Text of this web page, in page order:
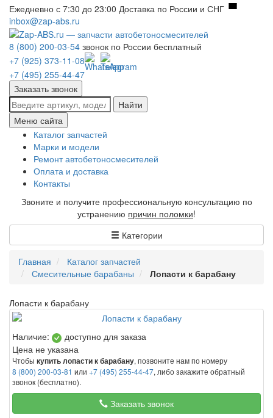
Ежедневно с 7:30 до 23:00 Доставка по России и СНГ
inbox@zap-abs.ru
8 (800) 200-03-54 звонок по России бесплатный
+7 (925) 373-11-08
+7 (495) 255-44-47
Заказать звонок
Найти
Меню сайта
Каталог запчастей
Марки и модели
Ремонт автобетоносмесителей
Оплата и доставка
Контакты
Звоните и получите профессиональную консультацию по
устранению причин поломки!
Категории
Главная
Каталог запчастей
Смесительные барабаны
Лопасти к барабану
Лопасти к барабану
Наличие:
доступно для заказа
Цена не указана
Чтобы купить лопасти к барабану, позвоните нам по номеру
8 (800) 200-03-81 или +7 (495) 255-44-47, либо закажите обратный
звонок (бесплатно).
Заказать звонок